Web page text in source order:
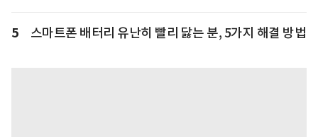
5 스마트폰 배터리 유난히 빨리 닳는 분, 5가지 해결 방법